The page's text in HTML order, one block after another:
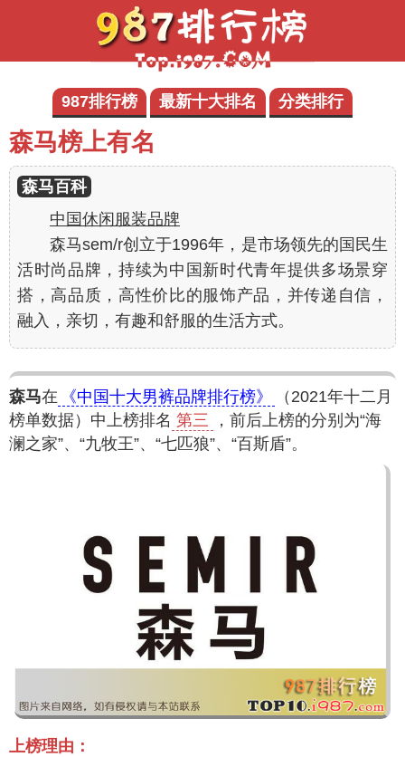
987排行榜 最新十大排名 分类排行
森马榜上有名
森马百科
中国休闲服装品牌
森马sem/r创立于1996年，是市场领先的国民生
活时尚品牌，持续为中国新时代青年提供多场景穿
搭，高品质，高性价比的服饰产品，并传递自信，
融入，亲切，有趣和舒服的生活方式。
森马在 《中国十大男裤品牌排行榜》
（2021年十二月
榜单数据）中上榜排名 第三
，前后上榜的分别为“海
澜之家”、“九牧王”、“七匹狼”、“百斯盾”。
上榜理由：